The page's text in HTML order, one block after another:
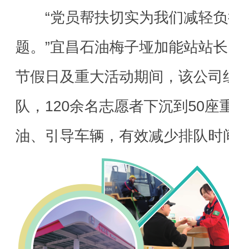
“党员帮扶切实为我们减轻负
题。”宜昌石油梅子垭加能站站
节假日及重大活动期间，该公司
队，120余名志愿者下沉到50座
油、引导车辆，有效减少排队时